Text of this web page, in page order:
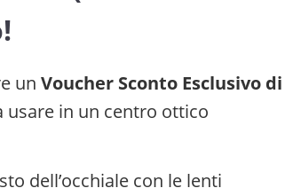
un Voucher Sconto Esclusivo di
usare in un centro ottico
dell’occhiale con le lenti